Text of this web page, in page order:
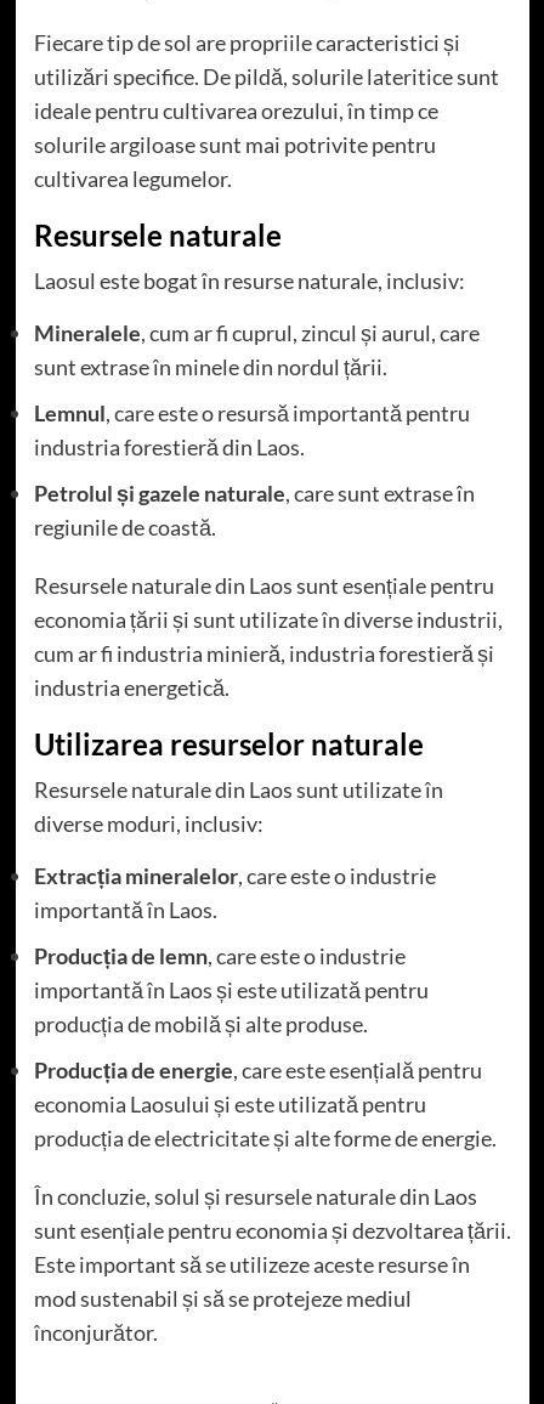
Fiecare tip de sol are propriile caracteristici și
utilizări specifice. De pildă, solurile lateritice sunt
ideale pentru cultivarea orezului, în timp ce
solurile argiloase sunt mai potrivite pentru
cultivarea legumelor.
Resursele naturale
Laosul este bogat în resurse naturale, inclusiv:
Mineralele, cum ar fi cuprul, zincul și aurul, care
sunt extrase în minele din nordul țării.
Lemnul, care este o resursă importantă pentru
industria forestieră din Laos.
Petrolul și gazele naturale, care sunt extrase în
regiunile de coastă.
Resursele naturale din Laos sunt esențiale pentru
economia țării și sunt utilizate în diverse industrii,
cum ar fi industria minieră, industria forestieră și
industria energetică.
Utilizarea resurselor naturale
Resursele naturale din Laos sunt utilizate în
diverse moduri, inclusiv:
Extracția mineralelor, care este o industrie
importantă în Laos.
Producția de lemn, care este o industrie
importantă în Laos și este utilizată pentru
producția de mobilă și alte produse.
Producția de energie, care este esențială pentru
economia Laosului și este utilizată pentru
producția de electricitate și alte forme de energie.
În concluzie, solul și resursele naturale din Laos
sunt esențiale pentru economia și dezvoltarea țării.
Este important să se utilizeze aceste resurse în
mod sustenabil și să se protejeze mediul
înconjurător.